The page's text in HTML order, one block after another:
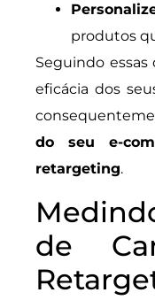
produtos
Seguindo
eficácia dos
do seu e-
retargeting.
de